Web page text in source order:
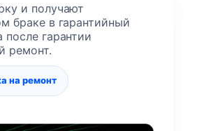
и получают
браке в гарантийный
гарантии
ремонт.
на ремонт